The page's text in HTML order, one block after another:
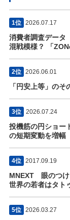
1位 2026.07.17
消費者調査デー
混戦模様？ 「
2位 2026.06.01
「円安上等」の
3位 2026.07.24
投機筋の円ショー
の短期変動を増幅
4位 2017.09.19
MNEXT 眼のつけ
世界の若者はタト
5位 2026.03.27